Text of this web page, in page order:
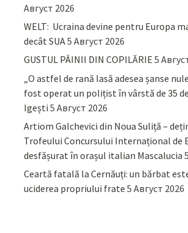
Август 2026
WELT: Ucraina devine pentru Europa
decât SUA5 Август 2026
GUSTUL PÂINII DIN COPILĂRIE 5
„O astfel de rană lasă adesea șanse
fost operat un polițist în vârstă de 35
Igești 5 Август 2026
Artiom Galchevici din Noua Suliță –
Trofeului Concursului Internațional de
desfășurat în orașul italian Mascalucia
Ceartă fatală la Cernăuți: un bărbat
uciderea propriului frate 5 Август 2026